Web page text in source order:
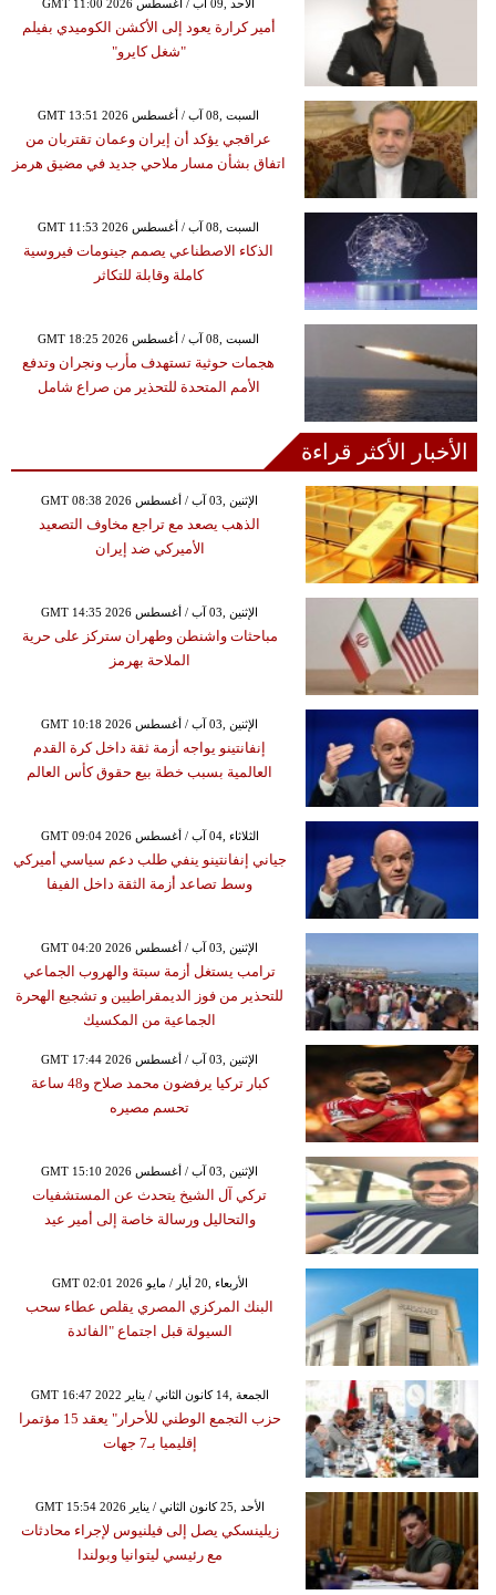
GMT 11:00 2026 الأحد ,09 آب / أغسطس
أمير كرارة يعود إلى الأكشن الكوميدي بفيلم
"شغل كايرو"
GMT 13:51 2026 السبت ,08 آب / أغسطس
عراقجي يؤكد أن إيران وعمان تقتربان من
اتفاق بشأن مسار ملاحي جديد في مضيق هرمز
GMT 11:53 2026 السبت ,08 آب / أغسطس
الذكاء الاصطناعي يصمم جينومات فيروسية
كاملة وقابلة للتكاثر
GMT 18:25 2026 السبت ,08 آب / أغسطس
هجمات حوثية تستهدف مأرب ونجران وتدفع
الأمم المتحدة للتحذير من صراع شامل
الأخبار الأكثر قراءة
GMT 08:38 2026 الإثنين ,03 آب / أغسطس
الذهب يصعد مع تراجع مخاوف التصعيد
الأميركي ضد إيران
GMT 14:35 2026 الإثنين ,03 آب / أغسطس
مباحثات واشنطن وطهران ستركز على حرية
الملاحة بهرمز
GMT 10:18 2026 الإثنين ,03 آب / أغسطس
إنفانتينو يواجه أزمة ثقة داخل كرة القدم
العالمية بسبب خطة بيع حقوق كأس العالم
GMT 09:04 2026 الثلاثاء ,04 آب / أغسطس
جياني إنفانتينو ينفي طلب دعم سياسي أميركي
وسط تصاعد أزمة الثقة داخل الفيفا
GMT 04:20 2026 الإثنين ,03 آب / أغسطس
ترامب يستغل أزمة سبتة والهروب الجماعي
للتحذير من فوز الديمقراطيين و تشجيع الهحرة
الجماعية من المكسيك
GMT 17:44 2026 الإثنين ,03 آب / أغسطس
كبار تركيا يرفضون محمد صلاح و48 ساعة
تحسم مصيره
GMT 15:10 2026 الإثنين ,03 آب / أغسطس
تركي آل الشيخ يتحدث عن المستشفيات
والتحاليل ورسالة خاصة إلى أمير عيد
GMT 02:01 2026 الأربعاء ,20 أيار / مايو
البنك المركزي المصري يقلص عطاء سحب
السيولة قبل اجتماع "الفائدة
GMT 16:47 2022 الجمعة ,14 كانون الثاني / يناير
حزب التجمع الوطني للأحرار" يعقد 15 مؤتمرا
إقليميا بـ7 جهات
GMT 15:54 2026 الأحد ,25 كانون الثاني / يناير
زيلينسكي يصل إلى فيلنيوس لإجراء محادثات
مع رئيسي ليتوانيا وبولندا